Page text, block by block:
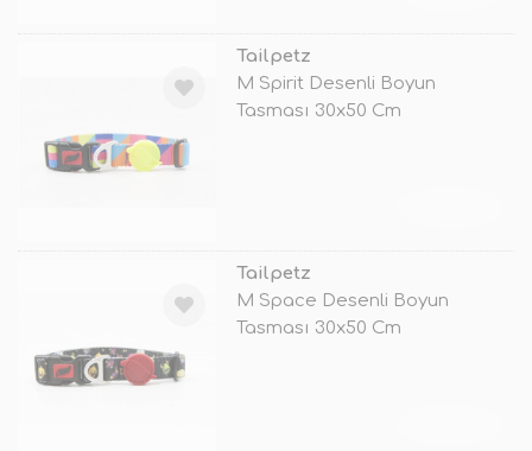
Tailpetz
M Spirit Desenli Boyun
Tasması 30x50 Cm
Tailpetz
M Space Desenli Boyun
Tasması 30x50 Cm